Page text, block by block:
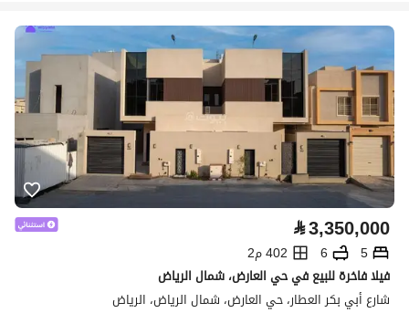
⃁3,350,000
5
6
402 م2
فيلا فاخرة للبيع في حي العارض، شمال الرياض
شارع أبي بكر العطار، حي العارض، شمال الرياض، الرياض